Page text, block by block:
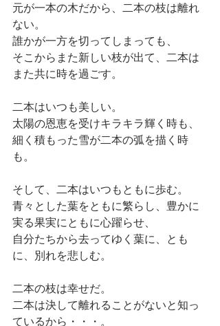
元が一本の木だから、二本の枝は離れ
ない。
誰かが一方を切ってしまっても、
そこからまた新しい枝が出て、二本は
また共に時を過ごす。
二本はいつも美しい。
太陽の恩恵を受けキラキラ輝く時も、
細く積もった雪が二本の弧を描く時
も。
そして、二本はいつもともに歩む。
青々とした葉をともに繁らし、豊かに
実る果実にともに心躍らせ、
自分たちから去ってゆく葉に、とも
に、別れを悲しむ。
二本の枝は幸せだ。
二本は決して離れることがないと知っ
ているから・・・。